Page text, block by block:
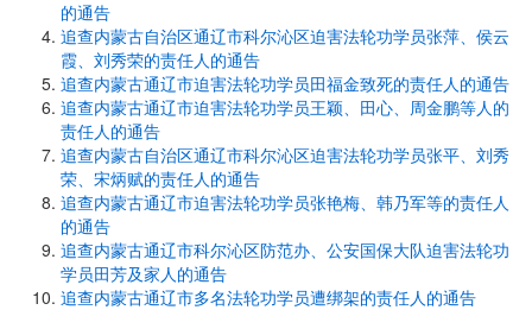
的通告
追查内蒙古自治区通辽市科尔沁区迫害法轮功学员张萍、侯云
霞、刘秀荣的责任人的通告
追查内蒙古通辽市迫害法轮功学员田福金致死的责任人的通告
追查内蒙古通辽市迫害法轮功学员王颖、田心、周金鹏等人的
责任人的通告
追查内蒙古自治区通辽市科尔沁区迫害法轮功学员张平、刘秀
荣、宋炳赋的责任人的通告
追查内蒙古通辽市迫害法轮功学员张艳梅、韩乃军等的责任人
的通告
追查内蒙古通辽市科尔沁区防范办、公安国保大队迫害法轮功
学员田芳及家人的通告
追查内蒙古通辽市多名法轮功学员遭绑架的责任人的通告